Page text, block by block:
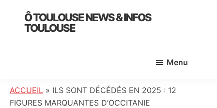
primary
Ô TOULOUSE NEWS & INFOS
TOULOUSE
:
info
Menu
ACCUEIL » ILS SONT DÉCÉDÉS EN 2025 : 12
FIGURES MARQUANTES D’OCCITANIE